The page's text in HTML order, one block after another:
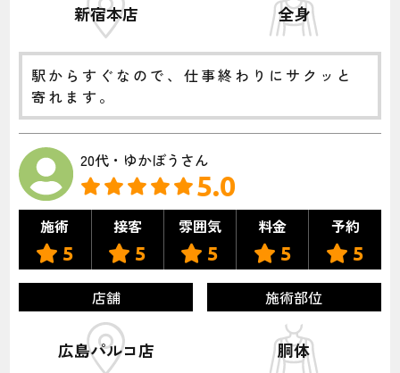
新宿本店 全身
駅からすぐなので、仕事終わりにサクッと
寄れます。
20代・ゆかぼうさん
5.0
施術
5
接客
5
雰囲気
5
料金
5
予約
5
店舗
広島パルコ店
施術部位
胴体